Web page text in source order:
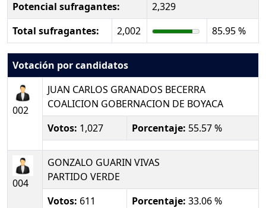
Potencial sufragantes:
2,329
Total sufragantes:
2,002 85.95 %
Votación por candidatos
002
JUAN CARLOS GRANADOS BECERRA
COALICION GOBERNACION DE BOYACA
Votos: 1,027 Porcentaje: 55.57 %
004
GONZALO GUARIN VIVAS
PARTIDO VERDE
Votos: 611 Porcentaje: 33.06 %